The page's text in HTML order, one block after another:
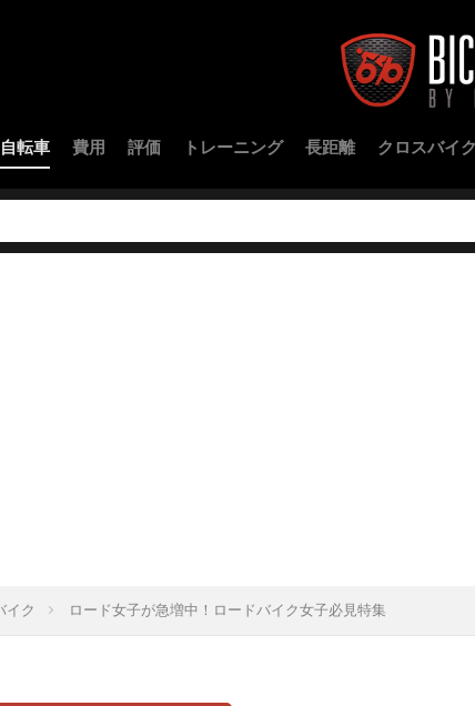
自転車 費用 評価 トレーニング 長距離 クロスバイク
イク ロード女子が急増中！ロードバイク女子必見特集